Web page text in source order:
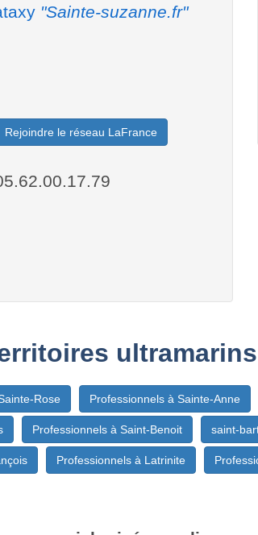
"Sainte-suzanne.fr"
Rejoindre le réseau LaFrance
ultramarins
Rose Professionnels à Sainte-Anne
Professionnels à Saint-Benoit saint-
Professionnels à Latrinite